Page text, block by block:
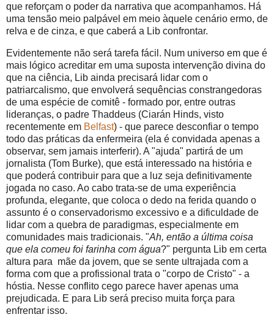
que reforçam o poder da narrativa que acompanhamos. Há
uma tensão meio palpável em meio àquele cenário ermo, de
relva e de cinza, e que caberá a Lib confrontar.
Evidentemente não será tarefa fácil. Num universo em que é
mais lógico acreditar em uma suposta intervenção divina do
que na ciência, Lib ainda precisará lidar com o
patriarcalismo, que envolverá sequências constrangedoras
de uma espécie de comitê - formado por, entre outras
lideranças, o padre Thaddeus (Ciarán Hinds, visto
recentemente em Belfast) - que parece desconfiar o tempo
todo das práticas da enfermeira (ela é convidada apenas a
observar, sem jamais interferir). A "ajuda" partirá de um
jornalista (Tom Burke), que está interessado na história e
que poderá contribuir para que a luz seja definitivamente
jogada no caso. Ao cabo trata-se de uma experiência
profunda, elegante, que coloca o dedo na ferida quando o
assunto é o conservadorismo excessivo e a dificuldade de
lidar com a quebra de paradigmas, especialmente em
comunidades mais tradicionais. "Ah, então a última coisa
que ela comeu foi farinha com água?" pergunta Lib em certa
altura para mãe da jovem, que se sente ultrajada com a
forma com que a profissional trata o "corpo de Cristo" - a
hóstia. Nesse conflito cego parece haver apenas uma
prejudicada. E para Lib será preciso muita força para
enfrentar isso.